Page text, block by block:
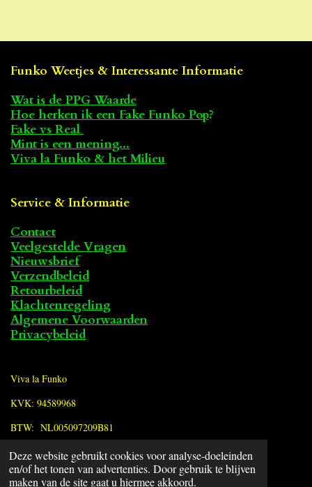
Deze website gebruikt cookies voor analyse-doeleinden
en/of het tonen van advertenties. Door gebruik te blijven
maken van de site gaat u hiermee akkoord.
Funko Weetjes & Interessante Informatie
Wat is de PPG Waarde
Hoe herken ik een Fake Funko Pop?
Fake vs Real
Mint is een mening...
Viva la Funko & het Milieu
Service & Informatie
Contact
Veelgestelde Vragen
Nieuwsbrief
Verzendbeleid
Retourbeleid
Klachtenregeling
Algemene Voorwaarden
Privacybeleid
Viva la Funko
KVK: 94589968
BTW: NL005097209B81
F
a
© 2022 - 2026 Viva la Funko